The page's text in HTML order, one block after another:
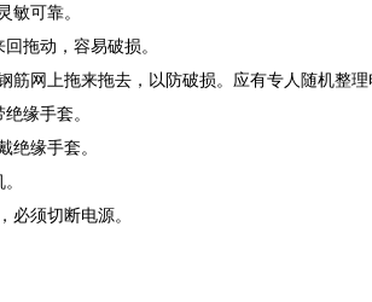
敏可靠。
拖动，容易破损。
筋网上拖来拖去，以防破损。应有专人随机整理
缘手套。
绝缘手套。
必须切断电源。